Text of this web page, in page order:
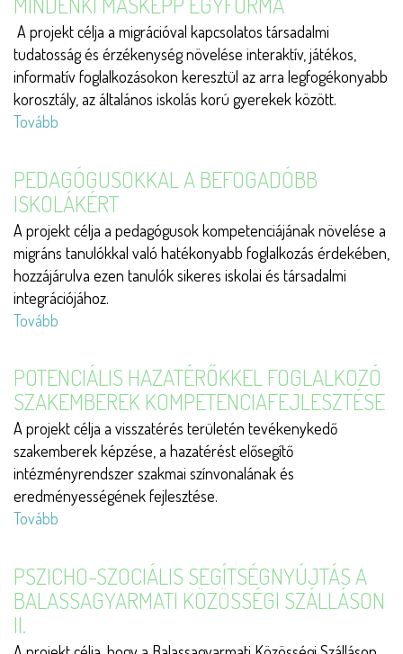
A projekt célja a migrációval kapcsolatos társadalmi
tudatosság és érzékenység növelése interaktív, játékos,
informatív foglalkozásokon keresztül az arra legfogékonyabb
korosztály, az általános iskolás korú gyerekek között.
Tovább
egyforma
)
PEDAGÓGUSOKKAL A BEFOGADÓBB
ISKOLÁKÉRT
A projekt célja a pedagógusok kompetenciájának növelése a
migráns tanulókkal való hatékonyabb foglalkozás érdekében,
hozzájárulva ezen tanulók sikeres iskolai és társadalmi
integrációjához.
Tovább
befogadóbb
iskolákért)
POTENCIÁLIS HAZATÉRŐKKEL FOGLALKOZÓ
SZAKEMBEREK KOMPETENCIAFEJLESZTÉSE
A projekt célja a visszatérés területén tevékenykedő
szakemberek képzése, a hazatérést elősegítő
intézményrendszer szakmai színvonalának és
eredményességének fejlesztése.
Tovább
szakemberek
kompetenciafejlesztése)
PSZICHO-SZOCIÁLIS SEGÍTSÉGNYÚJTÁS A
BALASSAGYARMATI KÖZÖSSÉGI SZÁLLÁSON
II.